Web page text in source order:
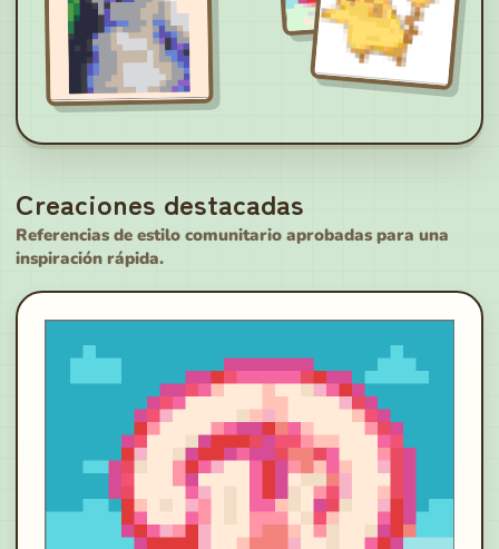
Creaciones destacadas
Referencias de estilo comunitario aprobadas para una
inspiración rápida.